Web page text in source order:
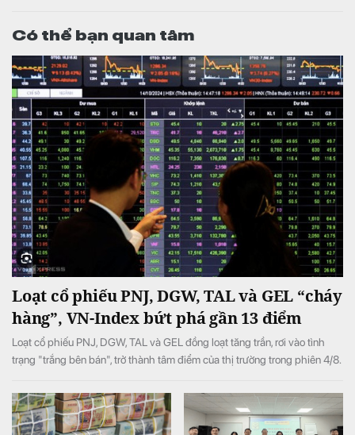
Có thể bạn quan tâm
Loạt cổ phiếu PNJ, DGW, TAL và GEL “cháy
hàng”, VN-Index bứt phá gần 13 điểm
Loạt cổ phiếu PNJ, DGW, TAL và GEL đồng loạt tăng trần, rơi vào tình
trạng "trắng bên bán", trở thành tâm điểm của thị trường trong phiên 4/8.